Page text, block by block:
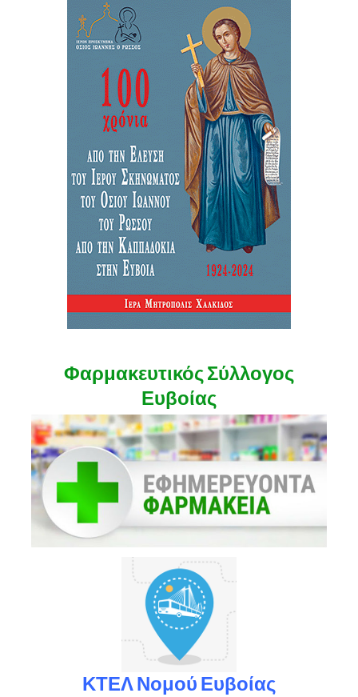
Φαρμακευτικός Σύλλογος
Ευβοίας
ΚΤΕΛ Νομού Ευβοίας